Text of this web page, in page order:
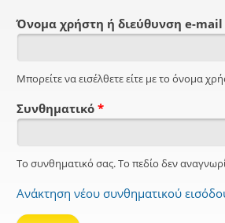
Όνομα χρήστη ή διεύθυνση e-mail
Μπορείτε να εισέλθετε είτε με το όνομα
Συνθηματικό *
Το συνθηματικό σας. Το πεδίο δεν
Ανάκτηση νέου συνθηματικού